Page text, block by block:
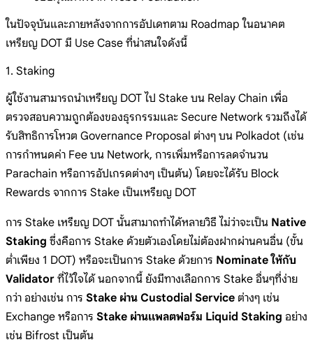
ในปัจจุบันและภายหลังจากการอัปเดทตาม Roadmap ในอนาคต
เหรียญ DOT มี Use Case ที่น่าสนใจดังนี้
1. Staking
ผู้ใช้งานสามารถนำเหรียญ DOT ไป Stake บน Relay Chain เพื่อ
ตรวจสอบความถูกต้องของธุรกรรมและ Secure Network รวมถึงได้
รับสิทธิการโหวต Governance Proposal ต่างๆ บน Polkadot (เช่น
การกำหนดค่า Fee บน Network, การเพิ่มหรือการลดจำนวน
Parachain หรือการอัปเกรดต่างๆ เป็นต้น) โดยจะได้รับ Block
Rewards จากการ Stake เป็นเหรียญ DOT
การ Stake เหรียญ DOT นั้นสามาถทำได้หลายวิธี ไม่ว่าจะเป็น Native
Staking ซึ่งคือการ Stake ด้วยตัวเองโดยไม่ต้องฝากผ่านคนอื่น (ขั้น
ต่ำเพียง 1 DOT) หรือจะเป็นการ Stake ด้วยการ Nominate ให้กับ
Validator ที่ไว้ใจได้ นอกจากนี้ ยังมีทางเลือกการ Stake อื่นๆที่ง่าย
กว่า อย่างเช่น การ Stake ผ่าน Custodial Service ต่างๆ เช่น
Exchange หรือการ Stake ผ่านแพลตฟอร์ม Liquid Staking อย่าง
เช่น Bifrost เป็นต้น